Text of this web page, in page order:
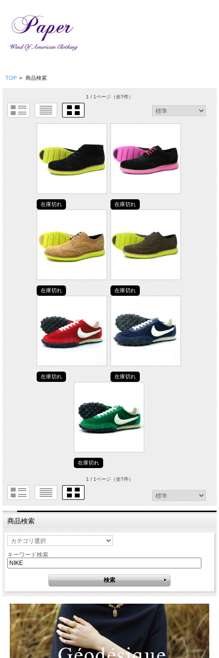
TOP > 商品検索
1 / 1ページ（全7件）
在庫切れ 在庫切れ
在庫切れ 在庫切れ
在庫切れ 在庫切れ
在庫切れ
1 / 1ページ（全7件）
商品検索
キーワード検索